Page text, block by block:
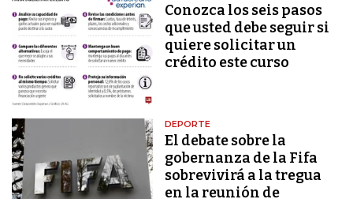
Conozca los seis pasos
que usted debe seguir si
quiere solicitar un
crédito este curso
DEPORTE
El debate sobre la
gobernanza de la Fifa
sobrevivirá a la tregua
en la reunión de